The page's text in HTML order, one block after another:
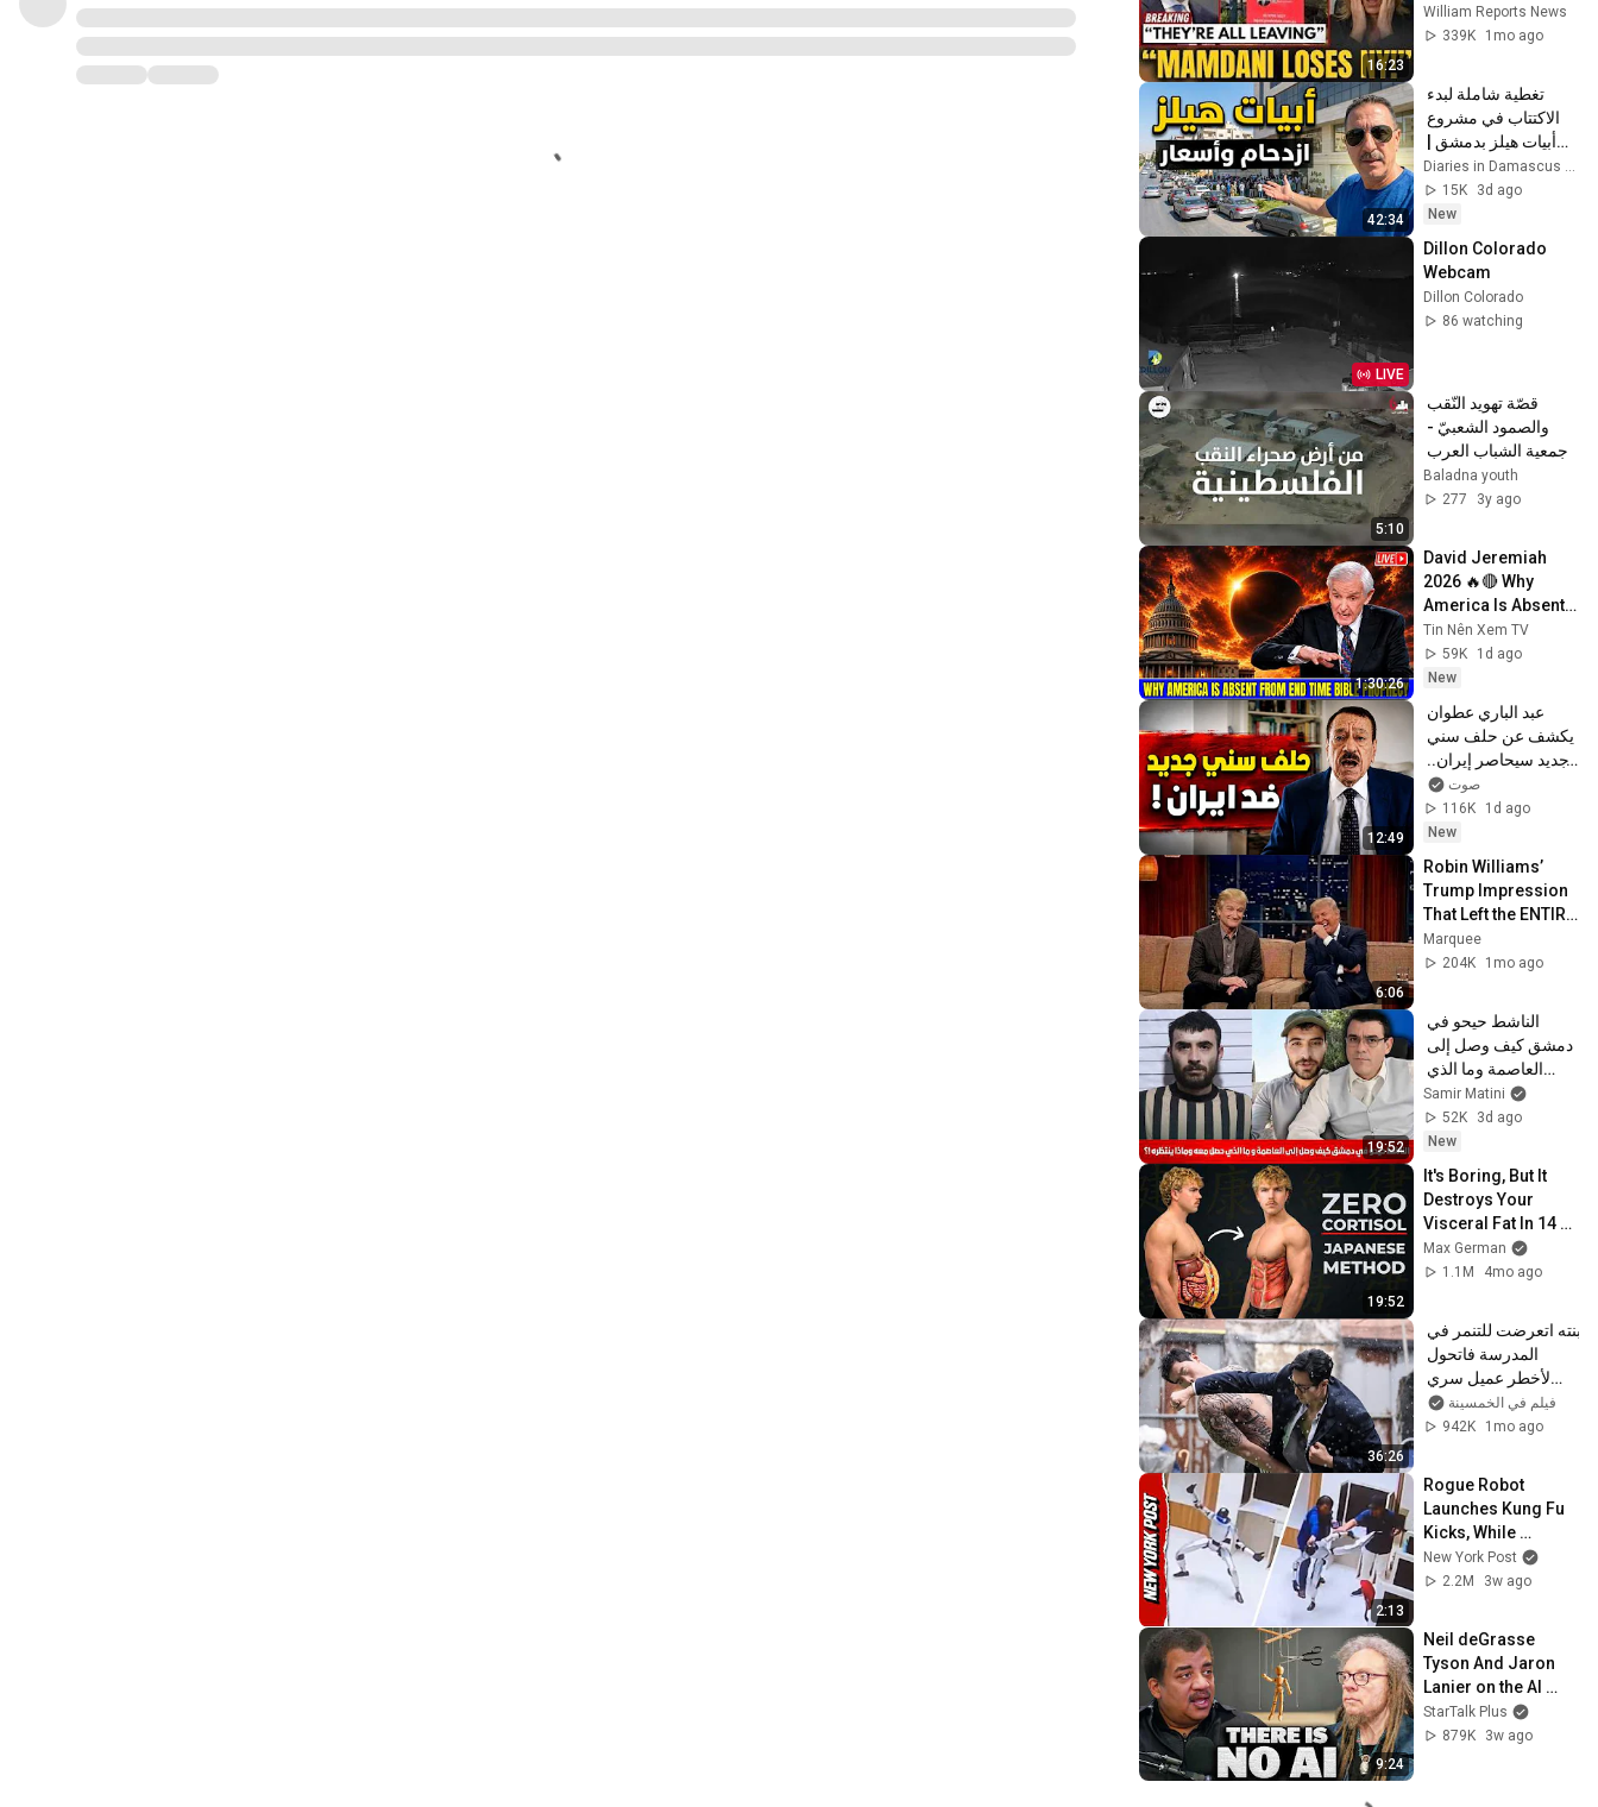
16:23
Dallas Or LEAVE —
$500 MILLION
William Reports News
339K
1mo ago
42:34
الاكتتاب في مشروع
جولة، أسعار، وازدحام
غير مسبوق!
15K
3d ago
New
LIVE
Dillon Colorado
Webcam
Dillon Colorado
86 watching
5:10
بلدنا
Baladna youth
277
3y ago
1:30:26
David Jeremiah
2026 🔥🔴 Why
America Is Absent
From End Time
Bible Prophecy 💥🔴
David Jeremiah
Tin Nên Xem TV
59K
1d ago
New
12:49
ومصر خارج الحسابات!
صوت
116K
1d ago
New
6:06
Robin Williams’
Trump Impression
That Left the ENTIRE
AUDIENCE
Stunned...
Marquee
204K
1mo ago
19:52
حصل معه وماذا
ينتظره !؟
Samir Matini
52K
3d ago
New
19:52
It's Boring, But It
Destroys Your
Visceral Fat In 14
Days (Japanese
Method)
Max German
1.1M
4mo ago
36:26
عشان ياخد حقها!
فيلم في الخمسينة
942K
1mo ago
2:13
Rogue Robot
Launches Kung Fu
Kicks, While
Handlers Attempt to
Subdue It
New York Post
2.2M
3w ago
9:24
Neil deGrasse
Tyson And Jaron
Lanier on the AI
Illusion
StarTalk Plus
879K
3w ago